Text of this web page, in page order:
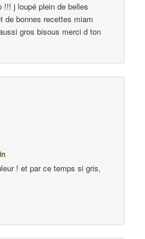
j loupé plein de belles
de bonnes recettes miam
gros bisous merci d ton
! et par ce temps si gris,